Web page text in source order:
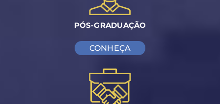
PÓS-GRADUAÇÃO
CONHEÇA